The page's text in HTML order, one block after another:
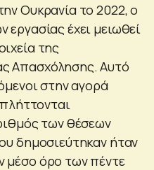
Ουκρανία το 2022, ο
έχει μειωθεί
της
Απασχόλησης. Αυτό
στην αγορά
των θέσεων
δημοσιεύτηκαν ήταν
μέσο όρο των πέντε